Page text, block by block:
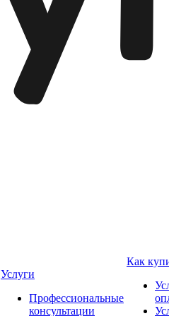
Услуги
Профессиональные
консультации
Как